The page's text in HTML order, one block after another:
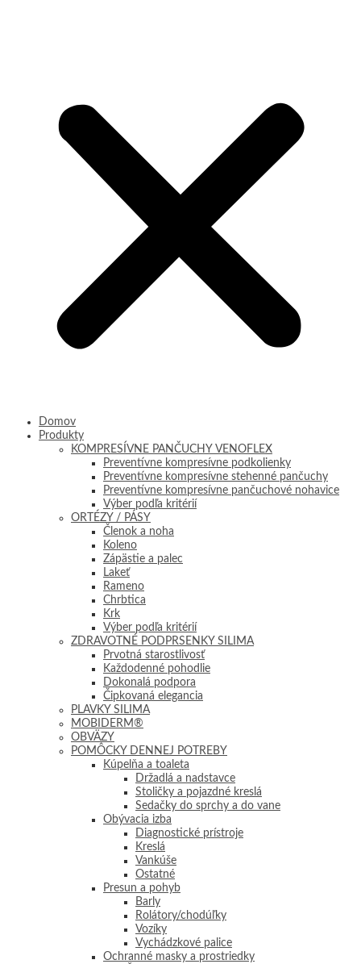
Domov
Produkty
KOMPRESÍVNE PANČUCHY VENOFLEX
Preventívne kompresívne podkolienky
Preventívne kompresívne stehenné pančuchy
Preventívne kompresívne pančuchové nohavice
Výber podľa kritérií
ORTÉZY / PÁSY
Členok a noha
Koleno
Zápästie a palec
Lakeť
Rameno
Chrbtica
Krk
Výber podľa kritérií
ZDRAVOTNÉ PODPRSENKY SILIMA
Prvotná starostlivosť
Každodenné pohodlie
Dokonalá podpora
Čipkovaná elegancia
PLAVKY SILIMA
MOBIDERM®
OBVÄZY
POMÔCKY DENNEJ POTREBY
Kúpelňa a toaleta
Držadlá a nadstavce
Stoličky a pojazdné kreslá
Sedačky do sprchy a do vane
Obývacia izba
Diagnostické prístroje
Kreslá
Vankúše
Ostatné
Presun a pohyb
Barly
Rolátory/chodúľky
Vozíky
Vychádzkové palice
Ochranné masky a prostriedky